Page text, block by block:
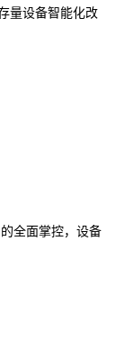
量设备智能化改
全面掌控，设备